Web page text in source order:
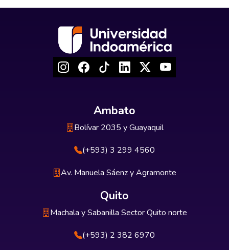
Ambato
Bolívar 2035 y Guayaquil
(+593) 3 299 4560
Av. Manuela Sáenz y Agramonte
Quito
Machala y Sabanilla Sector Quito norte
(+593) 2 382 6970